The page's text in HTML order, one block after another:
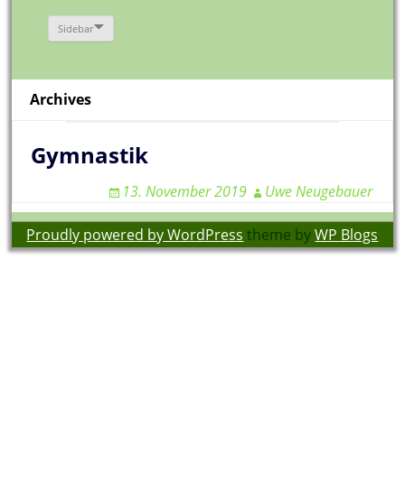
Sidebar
Archives
Gymnastik
13. November 2019 Uwe Neugebauer
Proudly powered by WordPress theme byWP Blogs